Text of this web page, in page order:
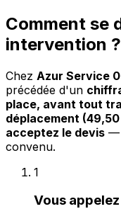
Comment se
intervention ?
Chez Azur Service
précédée d'un
place, avant tout
déplacement
acceptez le devis —
convenu.
1
Vous appelez